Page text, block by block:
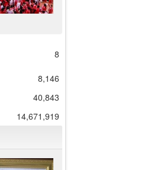
8
8,146
40,843
14,671,919